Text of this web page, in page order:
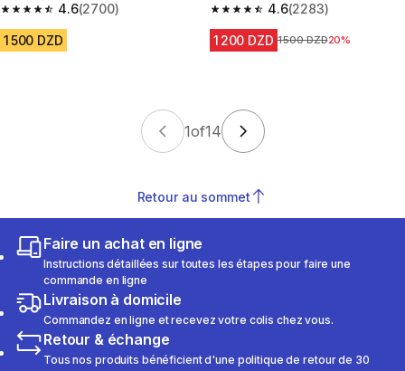
4.6
4.6 out of 5 stars from 2700 reviews
(2700)
1 500 DZD
4.6
4.6 out of 5 stars from 2283
(2283)
1 200 DZD Prix avant la réduction
1 500 DZD20%
1of14
Retour au sommet
Faire un achat en ligne
Instructions détaillées sur toutes les étapes pour faire une
commande en ligne
Livraison à domicile
Commandez en ligne et recevez votre colis chez vous.
Retour & échange
Tous nos produits bénéficient d'une politique de retour de 30